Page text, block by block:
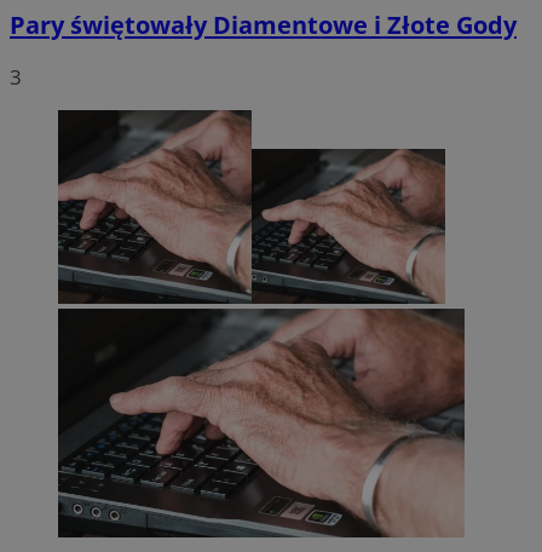
Pary świętowały Diamentowe i Złote Gody
3